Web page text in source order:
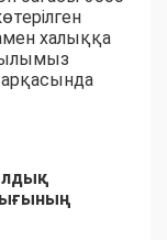
халыққа